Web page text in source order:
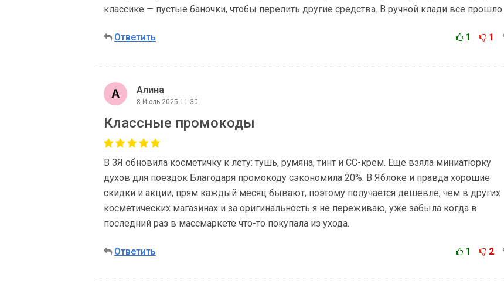
классике — пустые баночки, чтобы перелить другие средства. В ручной клади все прошло.
Ответить 1 1
Алина
8 Июль 2025 11:30
Классные промокоды
В ЗЯ обновила косметичку к лету: тушь, румяна, тинт и СС-крем. Еще взяла миниатюрку
духов для поездок Благодаря промокоду сэкономила 20%. В Яблоке и правда хорошие
скидки и акции, прям каждый месяц бывают, поэтому получается дешевле, чем в других
косметических магазинах и за оригинальность я не переживаю, уже забыла когда в
последний раз в массмаркете что-то покупала из ухода.
Ответить 1 2